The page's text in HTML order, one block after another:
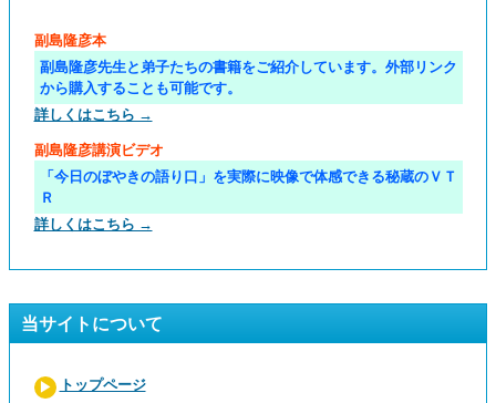
副島隆彦本
副島隆彦先生と弟子たちの書籍をご紹介しています。外部リンク
から購入することも可能です。
詳しくはこちら →
副島隆彦講演ビデオ
「今日のぼやきの語り口」を実際に映像で体感できる秘蔵のＶＴ
Ｒ
詳しくはこちら →
当サイトについて
トップページ